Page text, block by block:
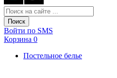
Поиск
Войти по SMS
Корзина 0
Постельное белье